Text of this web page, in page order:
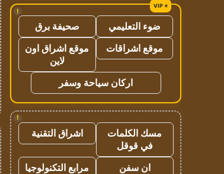
!
ضوء التعليمي
صحيفة برق
موقع اشراقات
موقع اشراق اون
لاين
اركان سياحة وسفر
!
مسك الكلمات
في قوقل
اشراق التقنية
ان سفن
مرابع التكنولوجيا